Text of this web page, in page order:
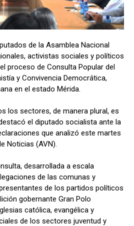
de la Asamblea Nacional
activistas sociales y políticos
proceso de Consulta Popular del
y Convivencia Democrática,
en el estado Mérida.
los sectores, de manera plural, es
el diputado socialista ante la
que analizó este martes
Noticias (AVN).
desarrollada a escala
de las comunas y
de los partidos políticos
gobernante Gran Polo
católica, evangélica y
de los sectores juventud y